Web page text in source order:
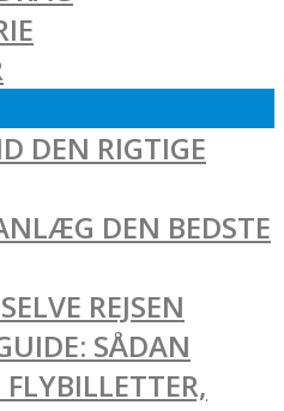
DEN RIGTIGE
DEN BEDSTE
REJSEN
SÅDAN